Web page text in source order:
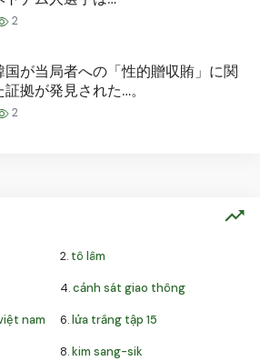
2
国が当局者への「性的贈収賄」に関
拠が発見された…。
2
2. tô lâm
4.cảnh sát giao thông
nam 6.lửa trắng tập 15
8.kim sang-sik